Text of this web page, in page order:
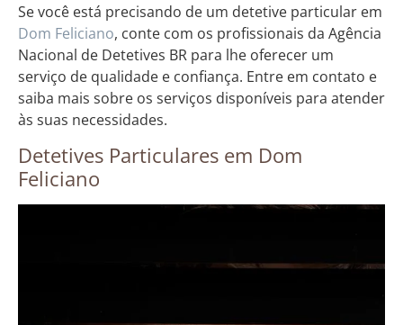
Se você está precisando de um detetive particular em
Dom Feliciano, conte com os profissionais da Agência
Nacional de Detetives BR para lhe oferecer um
serviço de qualidade e confiança. Entre em contato e
saiba mais sobre os serviços disponíveis para atender
às suas necessidades.
Detetives Particulares em Dom
Feliciano